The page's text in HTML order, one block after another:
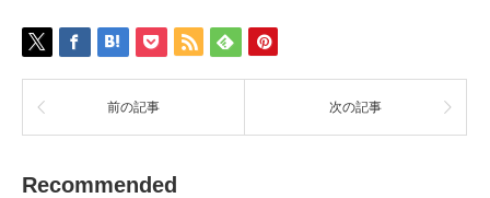
前の記事 次の記事
Recommended